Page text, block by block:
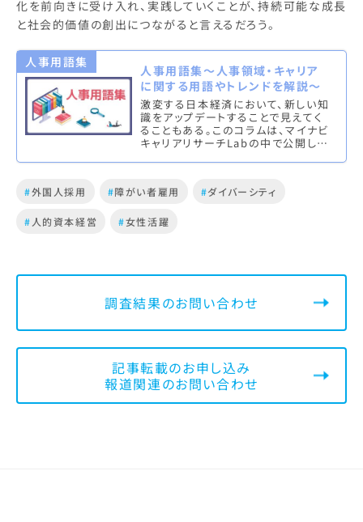
化を前向きに受け入れ、実践していくことが、持続可能な成長
と社会的価値の創出につながると言えるだろう。
人事用語集
人事用語集～人事領域・キャリア
に関する用語やトレンドを解説～
激変する日本経済において、新しい知
識をアップデートすることで見えてく
ることもある。このコラムは、マイナビ
キャリアリサーチLabの中で公開して
#外国人採用 #障がい者雇用 #ダイバーシティ
# 人的資本経営 #女性活躍
調査結果のお問い合わせ
記事転載のお申し込み
報道関連のお問い合わせ